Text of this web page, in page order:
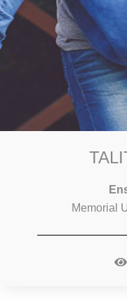
Memorial